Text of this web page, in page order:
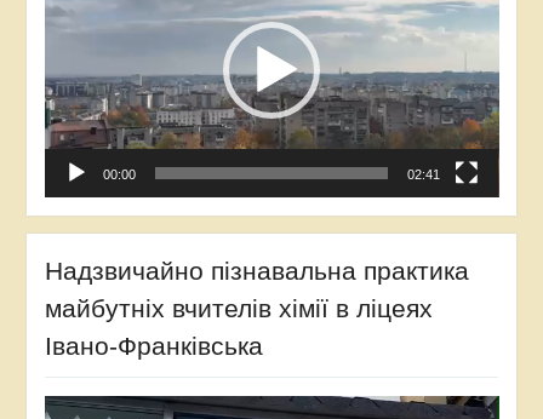
00:00 02:41
Надзвичайно пізнавальна практика
майбутніх вчителів хімії в ліцеях
Івано-Франківська
Відеопрогравач